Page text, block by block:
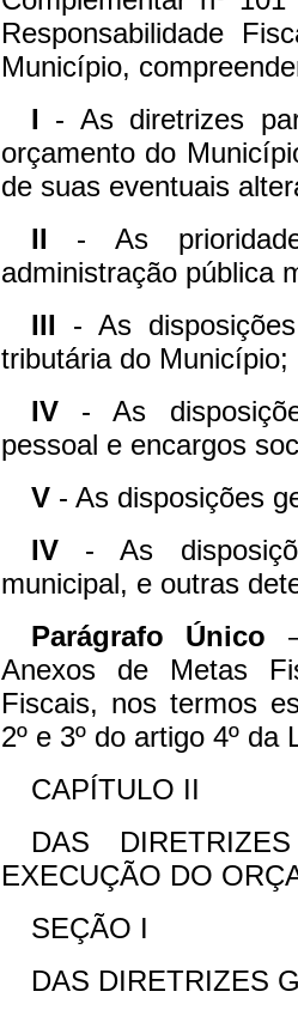
Responsabilidade
Município,
I - As diretrizes
orçamento do
de suas eventuais
II - As
administração pública
III - As
tributária do Município;
IV- As
pessoal e encargos
V- As disposições
IV- As
municipal, e outras
Parágrafo Único
Anexos de Metas
Fiscais, nos termos
2º e 3º do artigo 4º da
CAPÍTULO II
DAS
EXECUÇÃO DO
SEÇÃO I
DAS DIRETRIZES